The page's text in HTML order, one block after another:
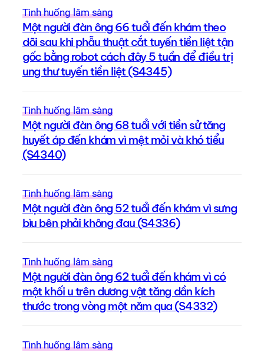
Tình huống lâm sàng
Một người đàn ông 66 tuổi đến khám theo
dõi sau khi phẫu thuật cắt tuyến tiền liệt tận
gốc bằng robot cách đây 5 tuần để điều trị
ung thư tuyến tiền liệt (S4345)
Tình huống lâm sàng
Một người đàn ông 68 tuổi với tiền sử tăng
huyết áp đến khám vì mệt mỏi và khó tiểu
(S4340)
Tình huống lâm sàng
Một người đàn ông 52 tuổi đến khám vì sưng
bìu bên phải không đau (S4336)
Tình huống lâm sàng
Một người đàn ông 62 tuổi đến khám vì có
một khối u trên dương vật tăng dần kích
thước trong vòng một năm qua (S4332)
Tình huống lâm sàng